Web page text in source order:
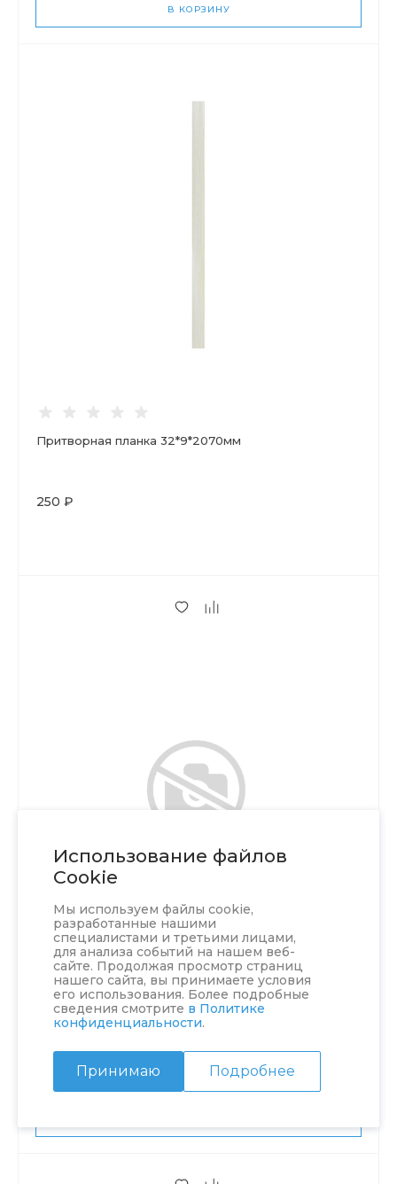
Использование файлов
Cookie
Мы используем файлы cookie,
разработанные нашими
специалистами и третьими лицами,
для анализа событий на нашем веб-
сайте. Продолжая просмотр страниц
нашего сайта, вы принимаете условия
его использования. Более подробные
сведения смотрите в Политике
конфиденциальности.
Принимаю Подробнее
В КОРЗИНУ
Притворная планка 32*9*2070мм
250 ₽
Защелка Аякс врезная LP45-8 СР хром, 44489
В наличии 10 шт